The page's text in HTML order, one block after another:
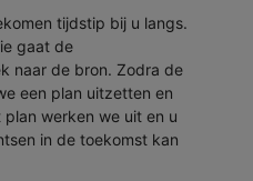
tijdstip bij u langs.
gaat de
naar de bron. Zodra de
een plan uitzetten en
werken we uit en u
in de toekomst kan